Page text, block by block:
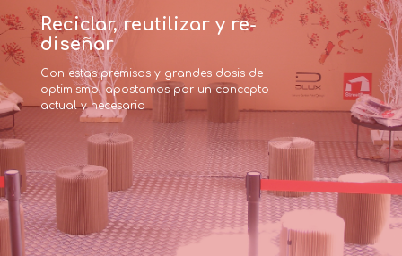
Reciclar, reutilizar y re-
diseñar
Con estas premisas y grandes dosis de
optimismo, apostamos por un concepto
actual y necesario